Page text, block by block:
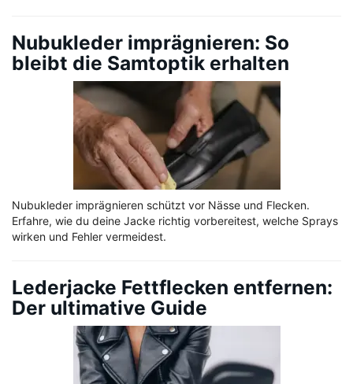
Nubukleder imprägnieren: So
bleibt die Samtoptik erhalten
Nubukleder imprägnieren schützt vor Nässe und Flecken.
Erfahre, wie du deine Jacke richtig vorbereitest, welche Sprays
wirken und Fehler vermeidest.
Lederjacke Fettflecken entfernen:
Der ultimative Guide